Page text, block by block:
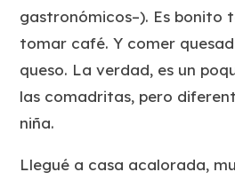
gastronómicos–). Es bonito
tomar café. Y comer
queso. La verdad, es un
las comadritas, pero
niña.
Llegué a casa acalorada,